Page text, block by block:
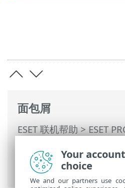
面包屑
ESET 联机帮助>ESET
PROTECT On-Prem 主菜
任务>软件安装>
Your
choice
We and our partners use